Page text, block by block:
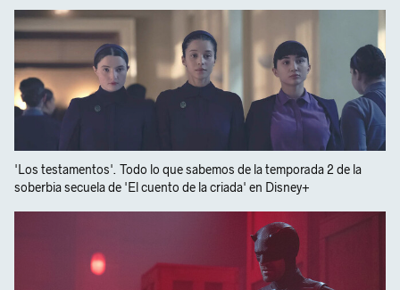
'Los testamentos'. Todo lo que sabemos de la temporada 2 de la
soberbia secuela de 'El cuento de la criada' en Disney+